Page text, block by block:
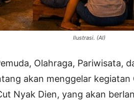
Ilustrasi. (AI)
Olahraga, Pariwisata,
akan menggelar
Nyak Dien, yang akan